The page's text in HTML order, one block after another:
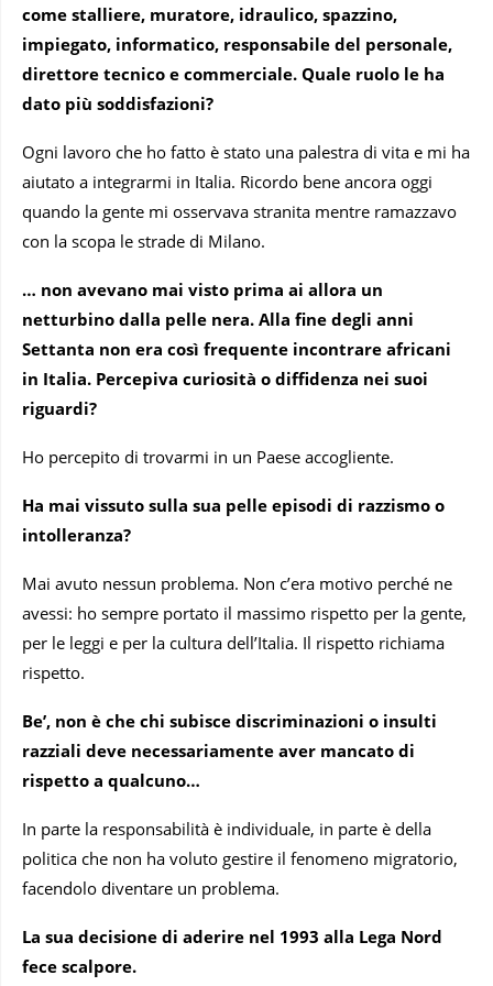
come stalliere, muratore, idraulico, spazzino,
impiegato, informatico, responsabile del personale,
direttore tecnico e commerciale. Quale ruolo le ha
dato più soddisfazioni?
Ogni lavoro che ho fatto è stato una palestra di vita e mi ha
aiutato a integrarmi in Italia. Ricordo bene ancora oggi
quando la gente mi osservava stranita mentre ramazzavo
con la scopa le strade di Milano.
… non avevano mai visto prima ai allora un
netturbino dalla pelle nera. Alla fine degli anni
Settanta non era così frequente incontrare africani
in Italia. Percepiva curiosità o diffidenza nei suoi
riguardi?
Ho percepito di trovarmi in un Paese accogliente.
Ha mai vissuto sulla sua pelle episodi di razzismo o
intolleranza?
Mai avuto nessun problema. Non c’era motivo perché ne
avessi: ho sempre portato il massimo rispetto per la gente,
per le leggi e per la cultura dell’Italia. Il rispetto richiama
rispetto.
Be’, non è che chi subisce discriminazioni o insulti
razziali deve necessariamente aver mancato di
rispetto a qualcuno…
In parte la responsabilità è individuale, in parte è della
politica che non ha voluto gestire il fenomeno migratorio,
facendolo diventare un problema.
La sua decisione di aderire nel 1993 alla Lega Nord
fece scalpore.